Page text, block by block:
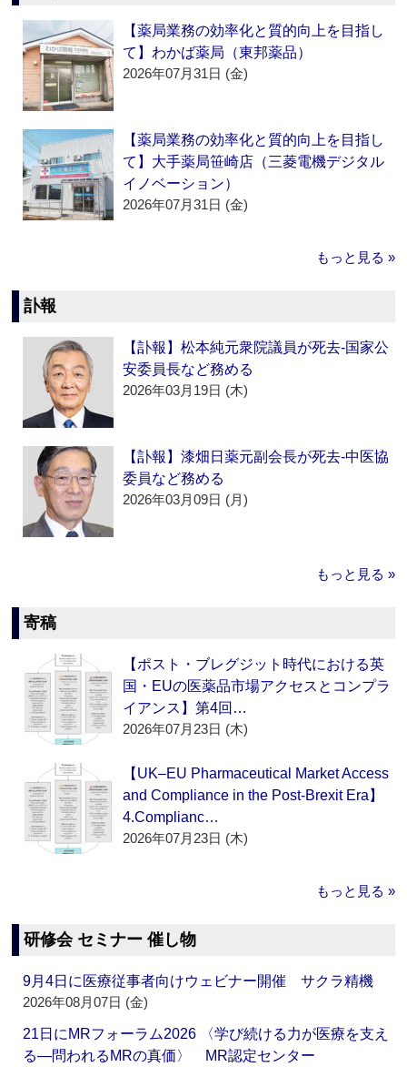
【薬局業務の効率化と質的向上を目指し
て】わかば薬局（東邦薬品）
2026年07月31日 (金)
【薬局業務の効率化と質的向上を目指し
て】大手薬局笹崎店（三菱電機デジタル
イノベーション）
2026年07月31日 (金)
もっと見る »
訃報
【訃報】松本純元衆院議員が死去‐国家公
安委員長など務める
2026年03月19日 (木)
【訃報】漆畑日薬元副会長が死去‐中医協
委員など務める
2026年03月09日 (月)
もっと見る »
寄稿
【ポスト・ブレグジット時代における英
国・EUの医薬品市場アクセスとコンプラ
イアンス】第4回…
2026年07月23日 (木)
【UK–EU Pharmaceutical Market Access
and Compliance in the Post-Brexit Era】
4.Complianc…
2026年07月23日 (木)
もっと見る »
研修会 セミナー 催し物
9月4日に医療従事者向けウェビナー開催 サクラ精機
2026年08月07日 (金)
21日にMRフォーラム2026 〈学び続ける力が医療を支え
る―問われるMRの真価〉 MR認定センター